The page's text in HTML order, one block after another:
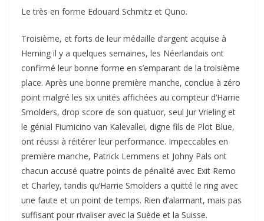
Le très en forme Edouard Schmitz et Quno.
Troisième, et forts de leur médaille d’argent acquise à
Herning il y a quelques semaines, les Néerlandais ont
confirmé leur bonne forme en s’emparant de la troisième
place. Après une bonne première manche, conclue à zéro
point malgré les six unités affichées au compteur d’Harrie
Smolders, drop score de son quatuor, seul Jur Vrieling et
le génial Fiumicino van Kalevallei, digne fils de Plot Blue,
ont réussi à réitérer leur performance. Impeccables en
première manche, Patrick Lemmens et Johny Pals ont
chacun accusé quatre points de pénalité avec Exit Remo
et Charley, tandis qu’Harrie Smolders a quitté le ring avec
une faute et un point de temps. Rien d’alarmant, mais pas
suffisant pour rivaliser avec la Suède et la Suisse.